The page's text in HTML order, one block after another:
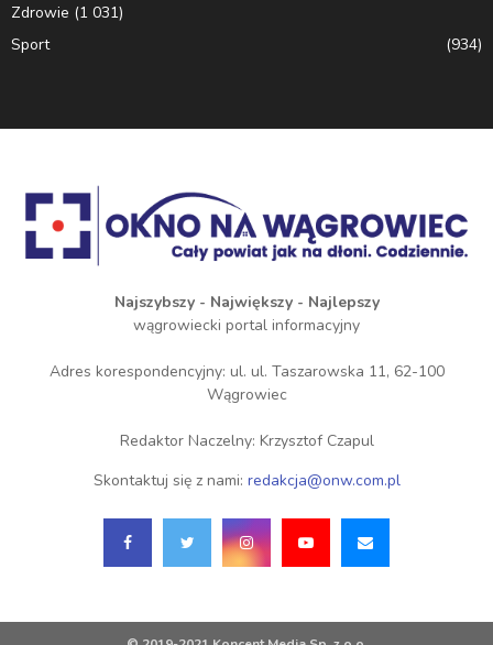
Zdrowie (1 031)
Sport
(934)
Najszybszy - Największy - Najlepszy
wągrowiecki portal informacyjny
Adres korespondencyjny: ul. ul. Taszarowska 11, 62-100
Wągrowiec
Redaktor Naczelny: Krzysztof Czapul
Skontaktuj się z nami: redakcja@onw.com.pl